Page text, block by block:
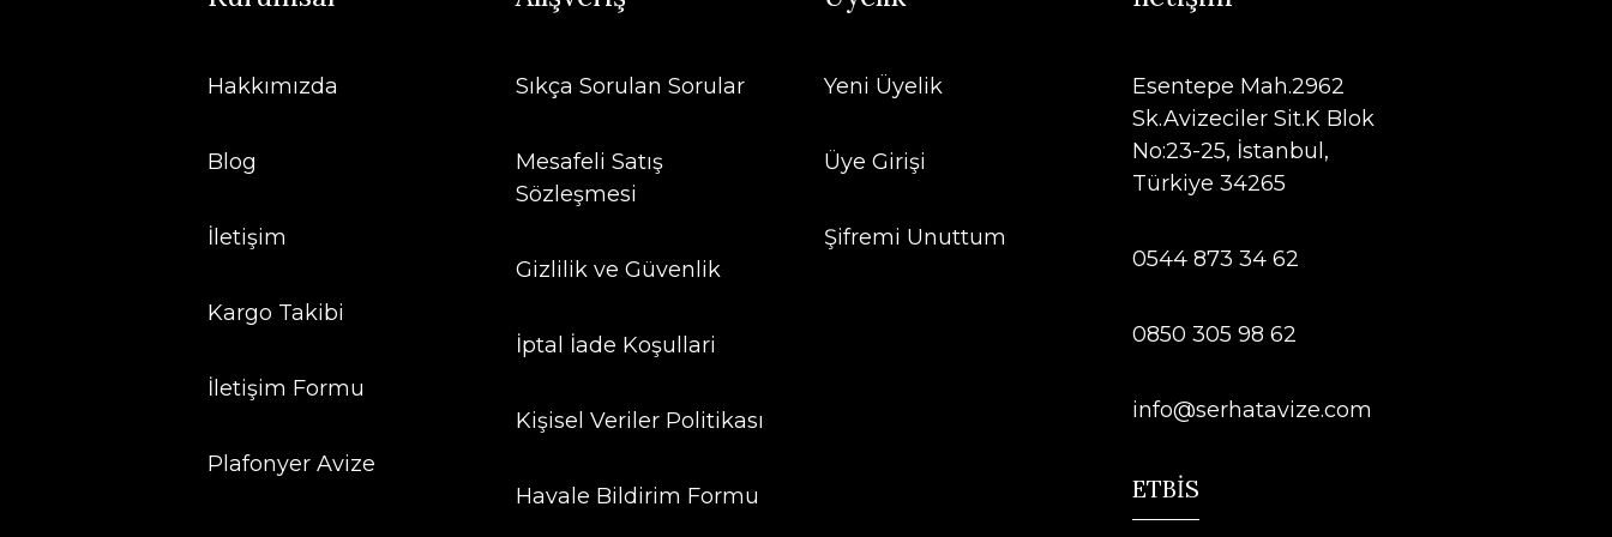
Hakkımızda
Blog
İletişim
Kargo Takibi
İletişim Formu
Plafonyer Avize
Sıkça Sorulan Sorular
Mesafeli Satış
Sözleşmesi
Gizlilik ve Güvenlik
İptal İade Koşullari
Kişisel Veriler Politikası
Havale Bildirim Formu
Yeni Üyelik
Üye Girişi
Şifremi Unuttum
Esentepe Mah.2962
Sk.Avizeciler Sit.K Blok
No:23-25, İstanbul,
Türkiye 34265
0544 873 34 62
0850 305 98 62
info@serhatavize.com
ETBİS